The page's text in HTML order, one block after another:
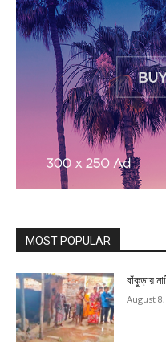
MOST POPULAR
বাঁকুড়ায়
August